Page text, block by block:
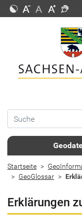
Startseite
GeoGlossar
Erklärungen